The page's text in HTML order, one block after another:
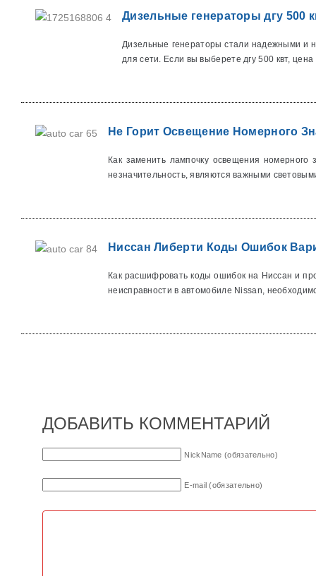
Дизельные генераторы дгу 500
Дизельные генераторы стали надежными и
для сети. Если вы выберете дгу 500 квт, цена
Не Горит Освещение Номерного
Как заменить лампочку освещения
незначительность, являются важными
Ниссан Либерти Коды Ошибок
Как расшифровать коды ошибок на Ниссан и
неисправности в автомобиле Nissan,
ДОБАВИТЬ КОММЕНТАРИЙ
NickName (обязательно)
E-mail (обязательно)